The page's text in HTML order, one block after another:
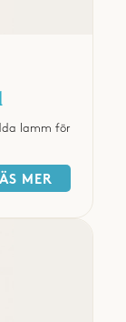
lamm för
MER